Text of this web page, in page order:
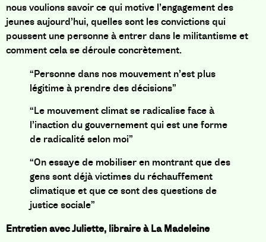
nous voulions savoir ce qui motive l’engagement des
jeunes aujourd’hui, quelles sont les convictions qui
poussent une personne à entrer dans le militantisme et
comment cela se déroule concrètement.
“Personne dans nos mouvement n’est plus
légitime à prendre des décisions”
“Le mouvement climat se radicalise face à
l’inaction du gouvernement qui est une forme
de radicalité selon moi”
“On essaye de mobiliser en montrant que des
gens sont déjà victimes du réchauffement
climatique et que ce sont des questions de
justice sociale”
Entretien avec Juliette, libraire à La Madeleine